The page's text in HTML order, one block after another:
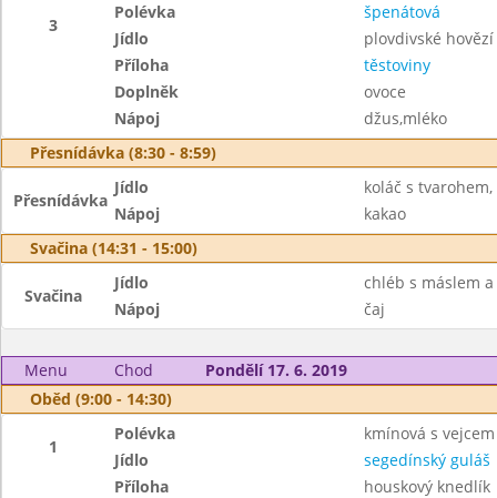
3
Polévka
špenátová
Jídlo
plovdivské
Příloha
těstoviny
Doplněk
ovoce
Nápoj
džus,mléko
Přesnídávka (8:30 - 8:59)
Přesnídávka
Jídlo
koláč s tvarohem,
Nápoj
kakao
Svačina (14:31 - 15:00)
Svačina
Jídlo
chléb s máslem
Nápoj
čaj
Menu Chod
Pondělí 17. 6. 2019
Oběd (9:00 - 14:30)
1
Polévka
kmínová s vejcem
Jídlo
segedínský guláš
Příloha
houskový knedlík